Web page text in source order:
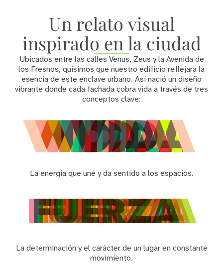
Un relato visual
inspirado en la ciudad
Ubicados entre las calles Venus, Zeus y la Avenida de
los Fresnos, quisimos que nuestro edificio reflejara la
esencia de este enclave urbano. Así nació un diseño
vibrante donde cada fachada cobra vida a través de tres
conceptos clave:
La energía que une y da sentido a los espacios.
La determinación y el carácter de un lugar en constante
movimiento.